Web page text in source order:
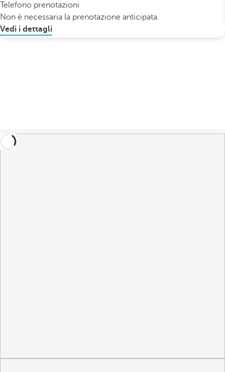
Telefono prenotazioni
Non è necessaria la prenotazione anticipata.
Vedi i dettagli